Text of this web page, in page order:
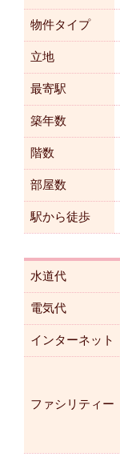
物件タイプ
立地
最寄駅
築年数
階数
部屋数
駅から徒歩
水道代
電気代
インターネット
ファシリティー